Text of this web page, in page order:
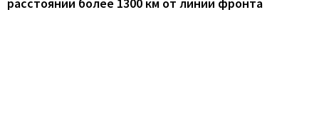
расстоянии более 1300 км от линии фронта